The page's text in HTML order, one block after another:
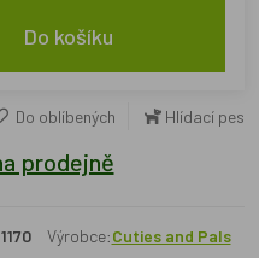
Do košíku
Do oblíbených Hlídací pes
prodejně
Výrobce:Cuties and Pals